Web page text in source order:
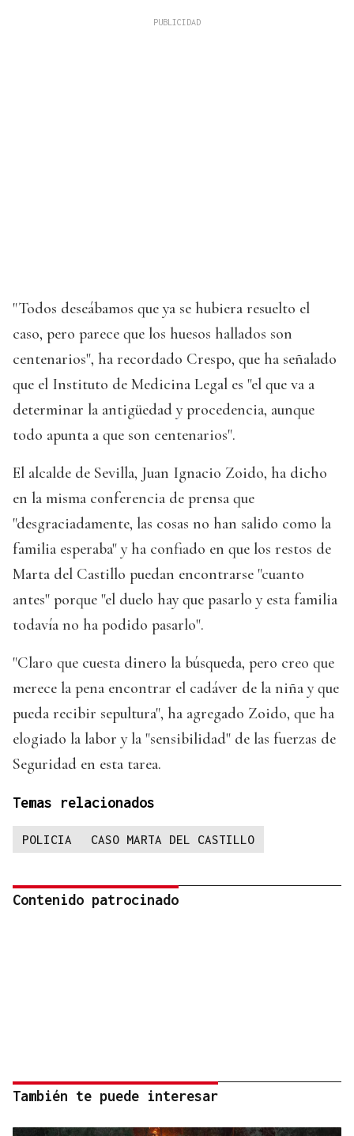
"Todos deseábamos que ya se hubiera resuelto el
caso, pero parece que los huesos hallados son
centenarios", ha recordado Crespo, que ha señalado
que el Instituto de Medicina Legal es "el que va a
determinar la antigüedad y procedencia, aunque
todo apunta a que son centenarios".
El alcalde de Sevilla, Juan Ignacio Zoido, ha dicho
en la misma conferencia de prensa que
"desgraciadamente, las cosas no han salido como la
familia esperaba" y ha confiado en que los restos de
Marta del Castillo puedan encontrarse "cuanto
antes" porque "el duelo hay que pasarlo y esta familia
todavía no ha podido pasarlo".
"Claro que cuesta dinero la búsqueda, pero creo que
merece la pena encontrar el cadáver de la niña y que
pueda recibir sepultura", ha agregado Zoido, que ha
elogiado la labor y la "sensibilidad" de las fuerzas de
Seguridad en esta tarea.
Temas relacionados
POLICIA CASO MARTA DEL CASTILLO
Contenido patrocinado
También te puede interesar